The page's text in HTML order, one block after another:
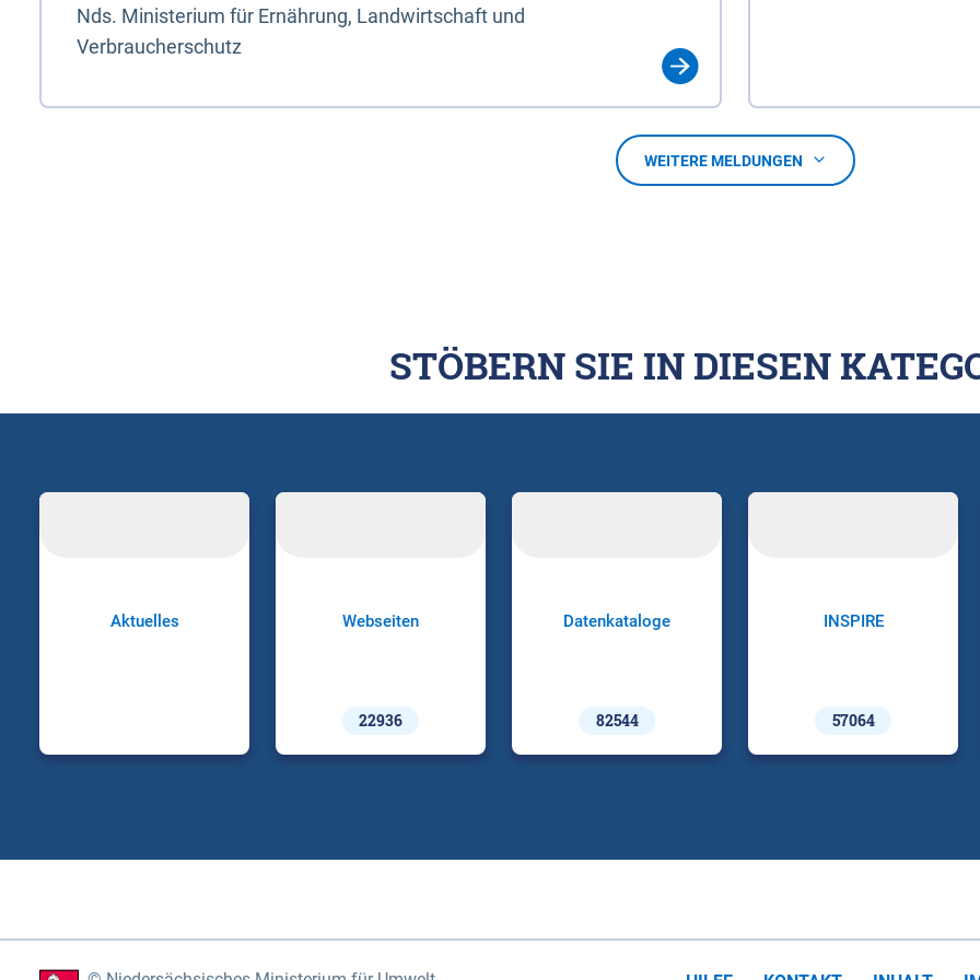
Nds. Ministerium für Ernährung, Landwirtschaft und
Verbraucherschutz
WEITERE MELDUNGEN
STÖBERN SIE IN DIESEN
Aktuelles Webseiten
22936
Datenkataloge
82544
INSPIRE
57064